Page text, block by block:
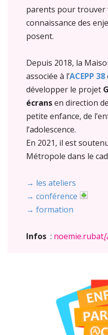
parents pour trouver
connaissance des
posent.
Depuis 2018, la
associée à l’ACEPP 38
développer le projet
écransen direction
petite enfance, de
l’adolescence.
En 2021, il est
Métropole dans le
→ les ateliers
→ conférence
→ formation
Infos : noemie.rubat